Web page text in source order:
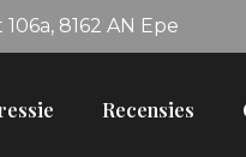
8162 AN Epe
Recensies